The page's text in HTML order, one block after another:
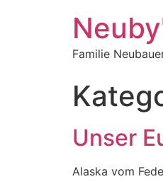
Familie
Unser
Alaska vom